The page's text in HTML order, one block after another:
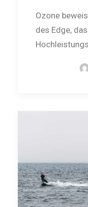
Ozone
des Edge,